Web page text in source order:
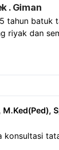
. Giman
tahun batuk
konsultasi